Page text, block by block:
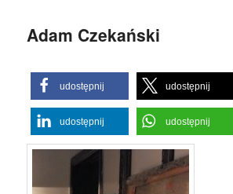
Adam Czekański
udostępnij udostępnij
udostępnij udostępnij